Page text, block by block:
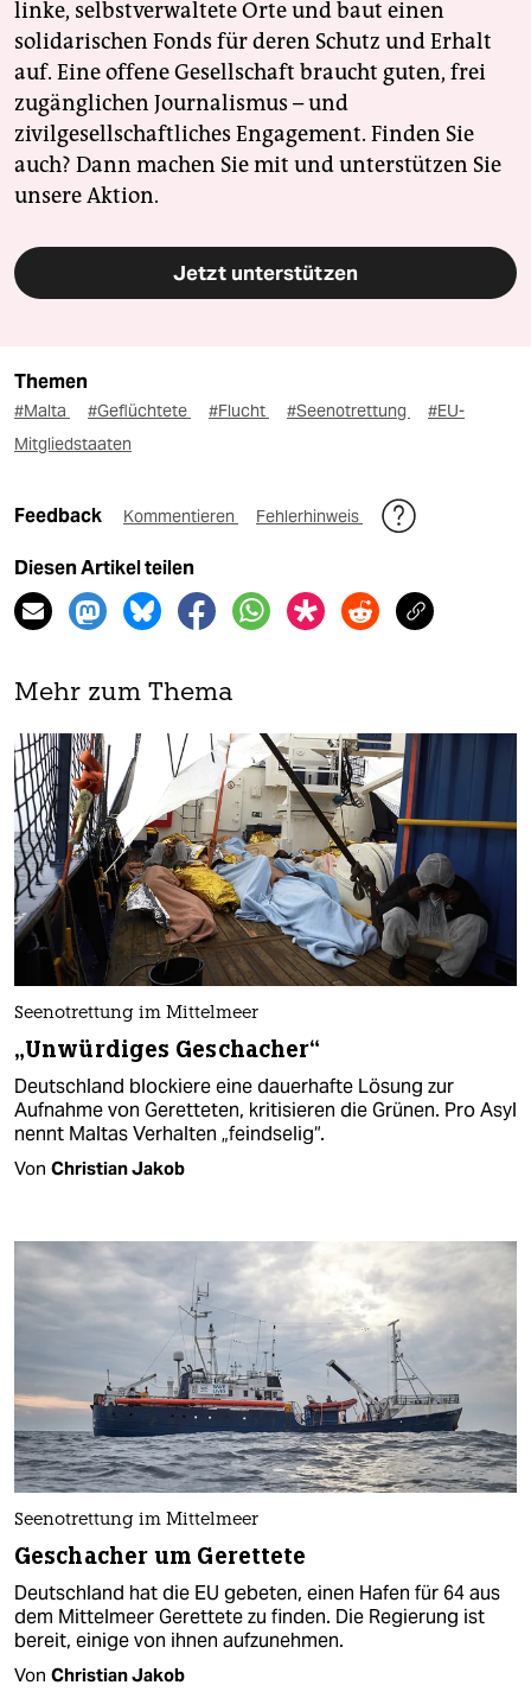
linke, selbstverwaltete Orte und baut einen
solidarischen Fonds für deren Schutz und Erhalt
auf. Eine offene Gesellschaft braucht guten, frei
zugänglichen Journalismus – und
zivilgesellschaftliches Engagement. Finden Sie
auch? Dann machen Sie mit und unterstützen Sie
unsere Aktion.
Jetzt unterstützen
Themen
#Malta #Geflüchtete #Flucht #Seenotrettung
#EU-
Mitgliedstaaten
Feedback Kommentieren Fehlerhinweis
Diesen Artikel teilen
Mehr zum Thema
Seenotrettung im Mittelmeer
„Unwürdiges Geschacher“
Deutschland blockiere eine dauerhafte Lösung zur
Aufnahme von Geretteten, kritisieren die Grünen. Pro Asyl
nennt Maltas Verhalten „feindselig“.
Von Christian Jakob
Seenotrettung im Mittelmeer
Geschacher um Gerettete
Deutschland hat die EU gebeten, einen Hafen für 64 aus
dem Mittelmeer Gerettete zu finden. Die Regierung ist
bereit, einige von ihnen aufzunehmen.
Von Christian Jakob